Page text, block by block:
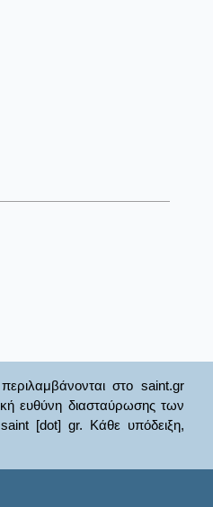
στο saint.gr
ευθύνη διασταύρωσης των
[dot] gr. Κάθε υπόδειξη,